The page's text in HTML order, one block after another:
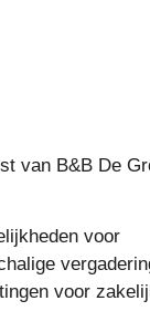
van B&B De
voor
voor